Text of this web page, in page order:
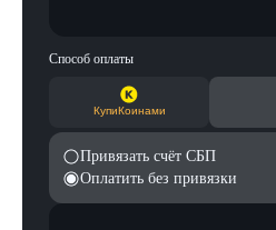
Способ оплаты
КупиКоинами
Привязать счёт СБП
Оплатить без привязки